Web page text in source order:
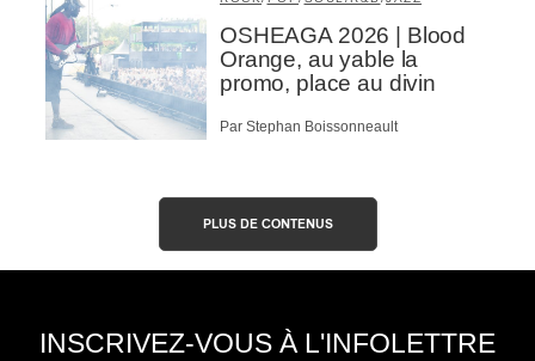
OSHEAGA 2026 | Blood
Orange, au yable la
promo, place au divin
Par Stephan Boissonneault
PLUS DE CONTENUS
INSCRIVEZ-VOUS À L'INFOLETTRE